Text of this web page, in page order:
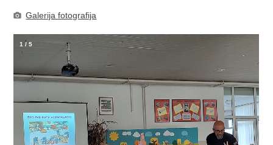
Galerija fotografija
1 /5